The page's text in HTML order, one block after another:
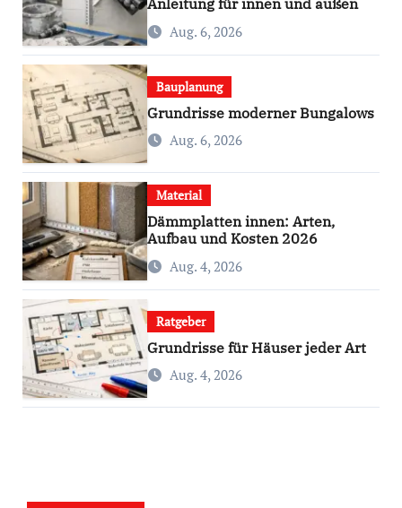
Anleitung für innen und außen
Aug. 6, 2026
Bauplanung
Grundrisse moderner Bungalows
Aug. 6, 2026
Material
Dämmplatten innen: Arten,
Aufbau und Kosten 2026
Aug. 4, 2026
Ratgeber
Grundrisse für Häuser jeder Art
Aug. 4, 2026